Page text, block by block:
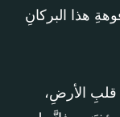
هذا البركانِ
قلبِ الأرضِ،